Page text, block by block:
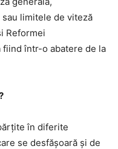
limitele de viteză
Reformei
într-o abatere de la
în diferite
se desfășoară și de